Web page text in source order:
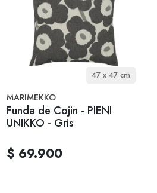
47 x 47 cm
MARIMEKKO
Funda de Cojin - PIENI
UNIKKO - Gris
$ 69.900